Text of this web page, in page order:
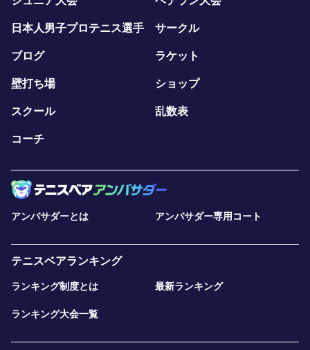
日本人男子プロテニス選手 サークル
ブログ ラケット
壁打ち場 ショップ
スクール 乱数表
コーチ
アンバサダーとは アンバサダー専用コート
テニスベアランキング
ランキング制度とは 最新ランキング
ランキング大会一覧